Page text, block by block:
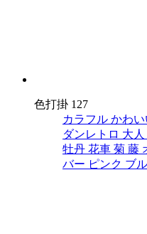
色打掛 127
カラフル かわい
ダンレトロ 大人
牡丹 花車 菊 藤
バー ピンク ブ